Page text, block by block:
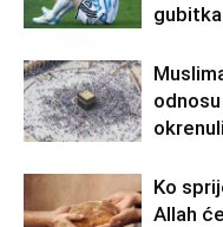
Ko
Allah